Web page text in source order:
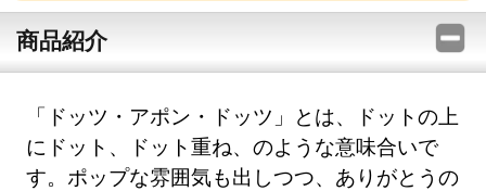
商品紹介
「ドッツ・アポン・ドッツ」とは、ドットの上
にドット、ドット重ね、のような意味合いで
す。ポップな雰囲気も出しつつ、ありがとうの